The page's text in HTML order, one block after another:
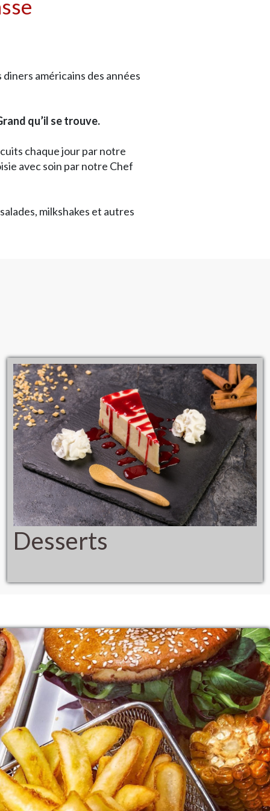
diners américains des années
qu’il se trouve.
chaque jour par notre
avec soin par notre Chef
milkshakes et autres
Desserts